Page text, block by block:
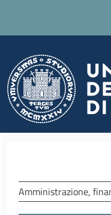
Amministrazione,